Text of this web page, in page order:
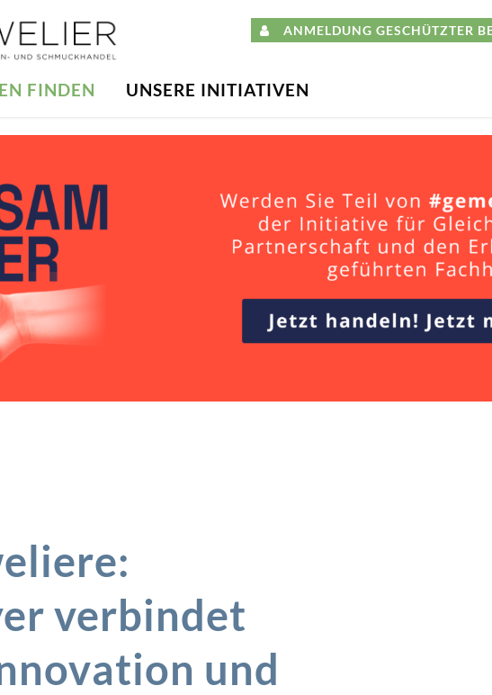
ANMELDUNG GESCHÜTZTER
FINDEN UNSERE INITIATIVEN
verbindet
und